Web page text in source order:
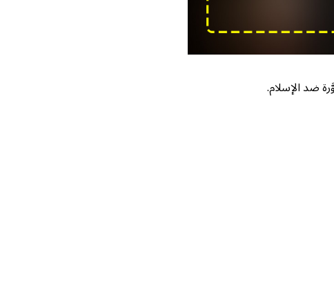
ضد الإسلام.